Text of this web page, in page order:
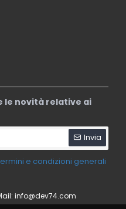
le novità relative ai
Invia
e condizioni generali
info@dev74.com